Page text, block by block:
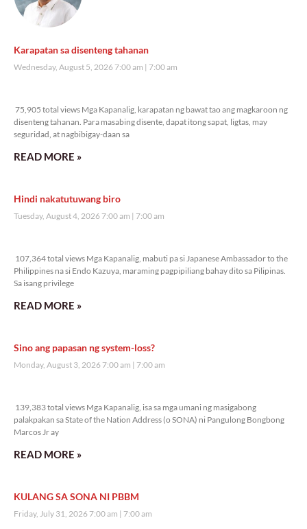
Karapatan sa disenteng tahanan
Wednesday, August 5, 2026 7:00 am 7:00 am
75,905 total views Mga Kapanalig, karapatan ng bawat tao ang magkaroon ng
disenteng tahanan. Para masabing disente, dapat itong sapat, ligtas, may
seguridad, at nagbibigay-daan sa
READ MORE »
Hindi nakatutuwang biro
Tuesday, August 4, 2026 7:00 am 7:00 am
107,364 total views Mga Kapanalig, mabuti pa si Japanese Ambassador to the
Philippines na si Endo Kazuya, maraming pagpipiliang bahay dito sa Pilipinas.
Sa isang privilege
READ MORE »
Sino ang papasan ng system-loss?
Monday, August 3, 2026 7:00 am 7:00 am
139,383 total views Mga Kapanalig, isa sa mga umani ng masigabong
palakpakan sa State of the Nation Address (o SONA) ni Pangulong Bongbong
Marcos Jr ay
READ MORE »
KULANG SA SONA NI PBBM
Friday, July 31, 2026 7:00 am 7:00 am